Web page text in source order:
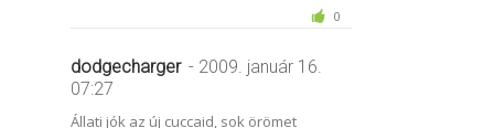
0
dodgecharger - 2009. január 16.
07:27
Állati jók az új cuccaid, sok örömet